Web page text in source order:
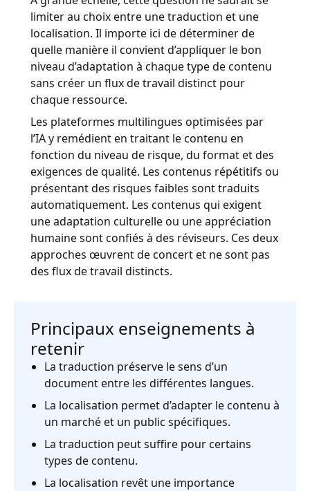
limiter au choix entre une traduction et une
localisation. Il importe ici de déterminer de
quelle manière il convient d’appliquer le bon
niveau d’adaptation à chaque type de contenu
sans créer un flux de travail distinct pour
chaque ressource.
Les plateformes multilingues optimisées par
l’IA y remédient en traitant le contenu en
fonction du niveau de risque, du format et des
exigences de qualité. Les contenus répétitifs ou
présentant des risques faibles sont traduits
automatiquement. Les contenus qui exigent
une adaptation culturelle ou une appréciation
humaine sont confiés à des réviseurs. Ces deux
approches œuvrent de concert et ne sont pas
des flux de travail distincts.
Principaux enseignements à
retenir
La traduction préserve le sens d’un
document entre les différentes langues.
La localisation permet d’adapter le contenu à
un marché et un public spécifiques.
La traduction peut suffire pour certains
types de contenu.
La localisation revêt une importance